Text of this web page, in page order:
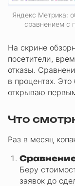
Яндекс Метрика:
сравнением с
На скрине
посетители,
отказы.
в процентах.
открываю
Что
Раз в месяц
Беру
заявок до